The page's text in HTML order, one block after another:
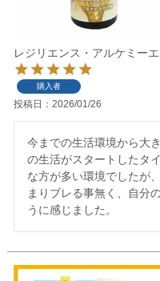
レジリエンス・アルケミー
購入者
投稿日 2026/01/26
今までの生活環境から大
の生活がスタートしたタ
な方が多い環境でしたが
まりブレる事無く、自分
うに感じました。